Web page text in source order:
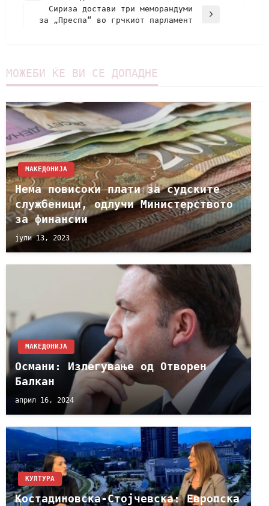
Сириза достави три меморандуми
за „Преспа“ во грчкиот парламент
МОЖЕБИ ЌЕ ВИ СЕ ДОПАДНЕ
МАКЕДОНИЈА
Нема повисоки плати за судските
службеници, одлучи Министерството
за финансии
јули 13, 2023
МАКЕДОНИЈА
Османи: Излегување од Отворен
Балкан
април 16, 2024
КУЛТУРА
Костадиновска-Стојчевска: Европска